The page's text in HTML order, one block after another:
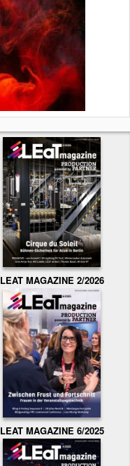
LEAT MAGAZINE 2/2026
LEAT MAGAZINE 6/2025